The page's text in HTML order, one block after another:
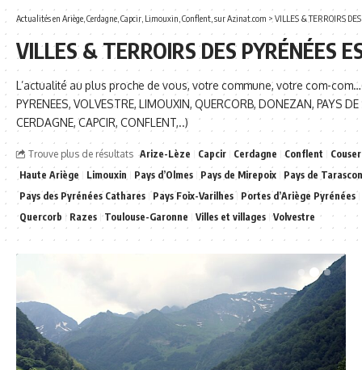
Actualités en Ariège, Cerdagne, Capcir, Limouxin, Conflent, sur Azinat.com > VILLES & TERROIRS
VILLES & TERROIRS DES PYRÉNÉES
L’actualité au plus proche de vous, votre commune, votre com-
PYRENEES, VOLVESTRE, LIMOUXIN, QUERCORB, DONEZAN, PAYS DE
CERDAGNE, CAPCIR, CONFLENT,..)
Trouve plus de résultats Arize-Lèze Capcir Cerdagne Conflent
Haute Ariège
Limouxin Pays d’Olmes Pays de Mirepoix
Pays de Tarascon
Pays des Pyrénées Cathares
Pays Foix-Varilhes
Portes d’Ariège Pyrénées
Quercorb
Razes Toulouse-Garonne Villes et villages Volvestre